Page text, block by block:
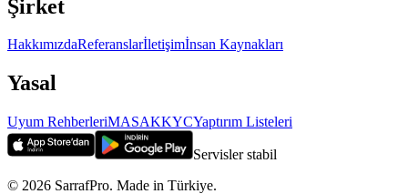
Şirket
HakkımızdaReferanslarİletişimİnsan Kaynakları
Yasal
Uyum RehberleriMASAKKYCYaptırım Listeleri
Servisler stabil
© 2026 SarrafPro. Made in Türkiye.